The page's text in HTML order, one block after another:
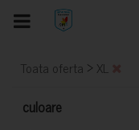
Toata oferta > XL
culoare